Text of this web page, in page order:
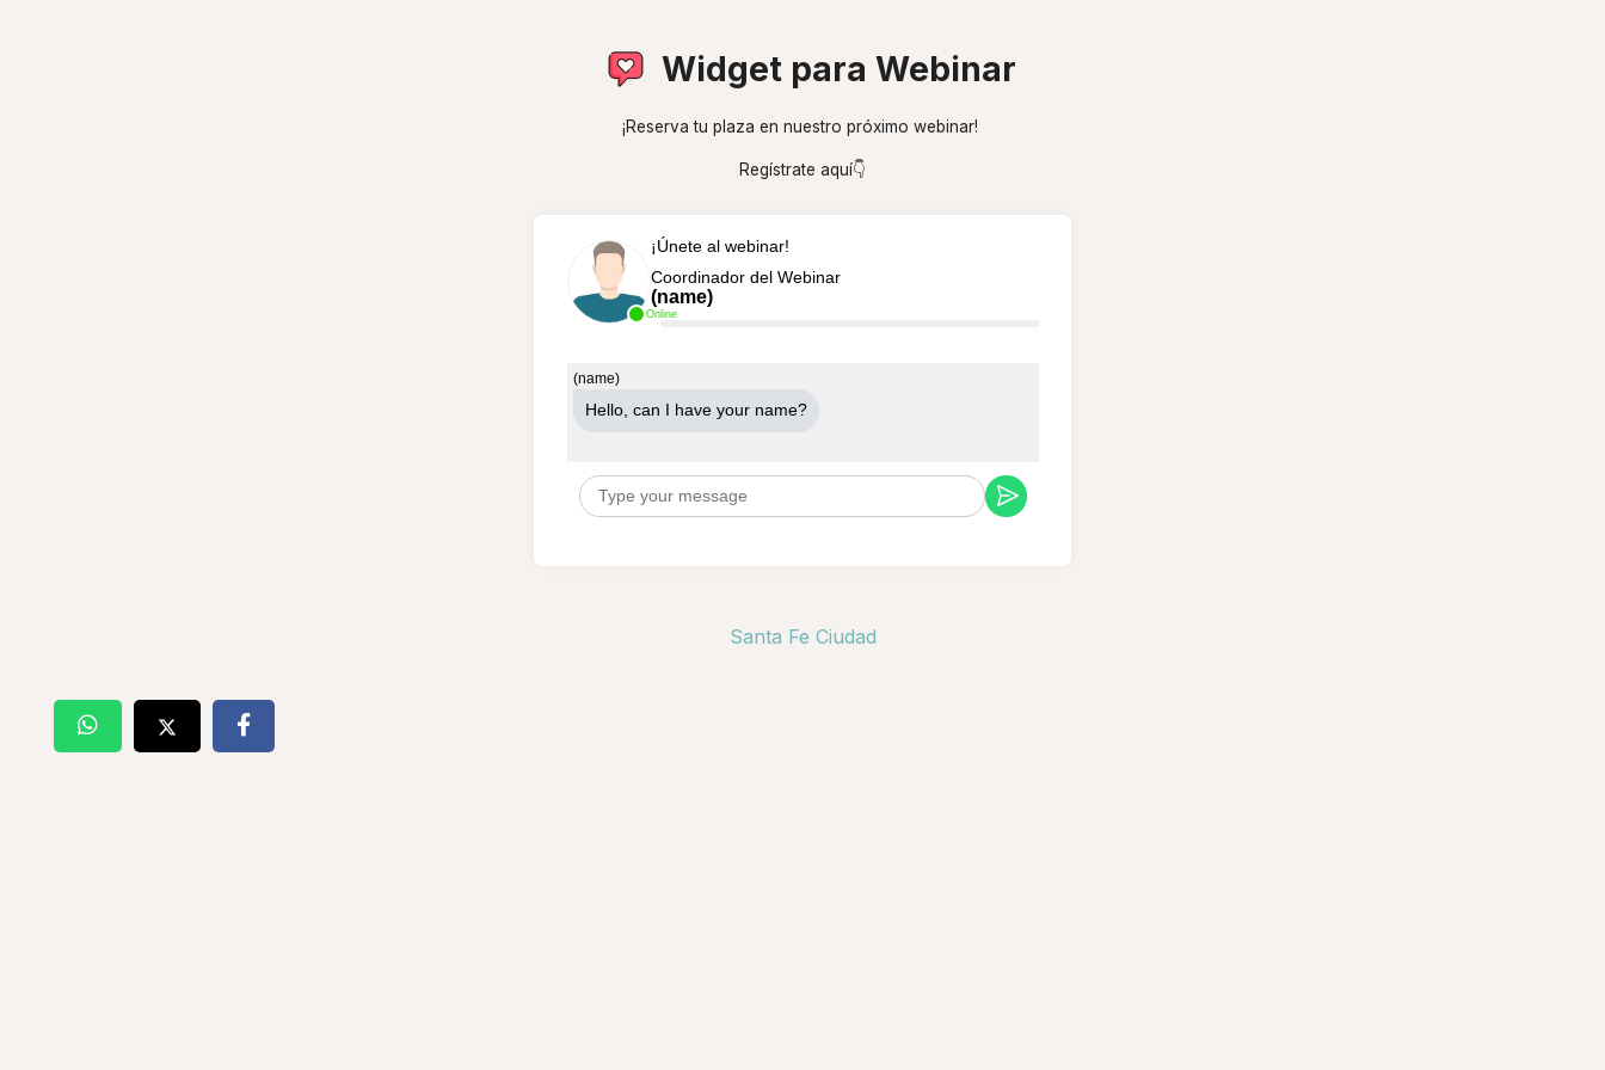
Widget para Webinar
¡Reserva tu plaza en nuestro próximo webinar!
Regístrate aquí👇
Online
¡Únete al webinar!
Coordinador del Webinar
(name)
(name)
Hello, can Ι have your name?
Santa Fe Ciudad